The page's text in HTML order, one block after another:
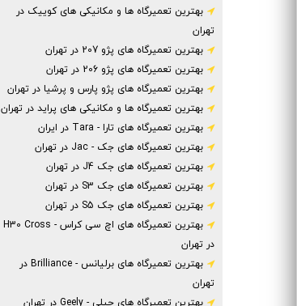
بهترین تعمیرگاه ها و مکانیکی های کوییک در
تهران
بهترین تعمیرگاه های پژو 207 در تهران
بهترین تعمیرگاه های پژو 206 در تهران
بهترین تعمیرگاه های پژو پارس و پرشیا در تهران
بهترین تعمیرگاه ها و مکانیکی های پراید در تهران
بهترین تعمیرگاه های تارا - Tara در ایران
بهترین تعمیرگاه های جک - Jac در تهران
بهترین تعمیرگاه های جک J4 در تهران
بهترین تعمیرگاه های جک S3 در تهران
بهترین تعمیرگاه های جک S5 در تهران
بهترین تعمیرگاه های اچ سی کراس - H30 Cross
در تهران
بهترین تعمیرگاه های برلیانس - Brilliance در
تهران
بهترین تعمیرگاه های جیلی - Geely در تهران